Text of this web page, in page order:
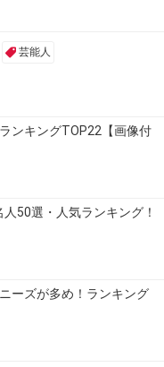
芸能人
ンキングTOP22【画像付
50選・人気ランキング！
ーズが多め！ランキング